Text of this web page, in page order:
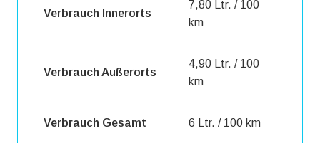
Verbrauch Innerorts
7,80 Ltr. / 100
km
Verbrauch Außerorts
4,90 Ltr. / 100
km
Verbrauch Gesamt 6 Ltr. / 100 km